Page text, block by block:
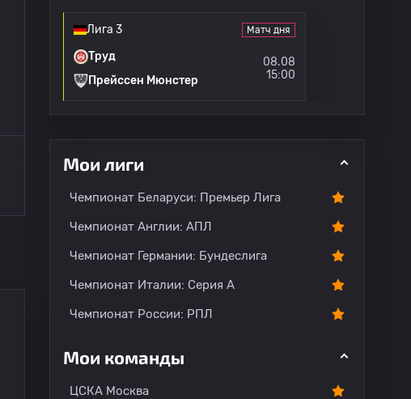
Лига 3 Матч дня
Труд
Прейссен Мюнстер
08.08
15:00
Мои лиги
Чемпионат Беларуси: Премьер Лига
Чемпионат Англии: АПЛ
Чемпионат Германии: Бундеслига
Чемпионат Италии: Серия А
Чемпионат России: РПЛ
Мои команды
ЦСКА Москва